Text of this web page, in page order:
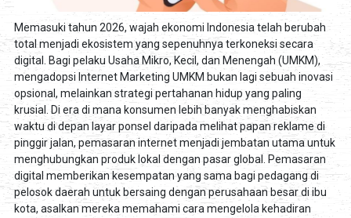
Memasuki tahun 2026, wajah ekonomi Indonesia telah berubah
total menjadi ekosistem yang sepenuhnya terkoneksi secara
digital. Bagi pelaku Usaha Mikro, Kecil, dan Menengah (UMKM),
mengadopsi Internet Marketing UMKM bukan lagi sebuah inovasi
opsional, melainkan strategi pertahanan hidup yang paling
krusial. Di era di mana konsumen lebih banyak menghabiskan
waktu di depan layar ponsel daripada melihat papan reklame di
pinggir jalan, pemasaran internet menjadi jembatan utama untuk
menghubungkan produk lokal dengan pasar global. Pemasaran
digital memberikan kesempatan yang sama bagi pedagang di
pelosok daerah untuk bersaing dengan perusahaan besar di ibu
kota, asalkan mereka memahami cara mengelola kehadiran